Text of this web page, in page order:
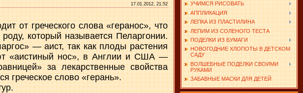
17.01.2012, 21:52
от греческого слова «геранос», что
который называется Пеларгонии.
— аист, так как плоды растения
«аистиный нос», в Англии и США —
за лекарственные свойства
греческое слово «герань».
УЧИМСЯ РИСОВАТЬ
АППЛИКАЦИЯ
ЛЕПКА ИЗ ПЛАСТИЛИНА
ЛЕПИМ ИЗ СОЛЕНОГО ТЕСТА
ПОДЕЛКИ ИЗ БУМАГИ
НОВОГОДНИЕ ХЛОПОТЫ В ДЕТСКОМ
САДУ
ВОЛШЕБНЫЕ ПОДЕЛКИ СВОИМИ
РУКАМИ
ЗАБАВНЫЕ МАСКИ ДЛЯ ДЕТЕЙ